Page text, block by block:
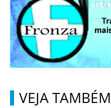
VEJA TAMBÉM